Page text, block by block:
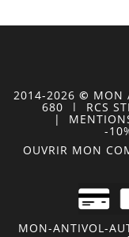
2014-2026 © MON
680 | RCS
|
-
OUVRIR MON
MON-ANTIVOL-